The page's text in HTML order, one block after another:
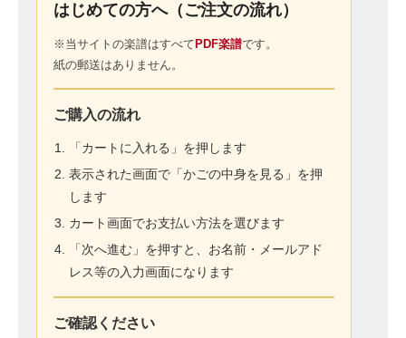
はじめての方へ（ご注文の流れ）
※当サイトの楽譜はすべてPDF楽譜です。
紙の郵送はありません。
ご購入の流れ
「カートに入れる」を押します
表示された画面で「かごの中身を見る」を押
します
カート画面でお支払い方法を選びます
「次へ進む」を押すと、お名前・メールアド
レス等の入力画面になります
ご確認ください